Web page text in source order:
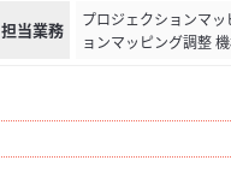
担当業務
プロジェクションマ
ョンマッピング調整